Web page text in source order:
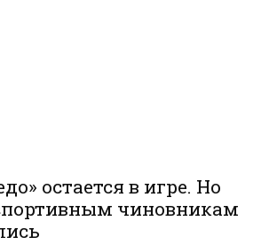
остается в игре. Но
чиновникам